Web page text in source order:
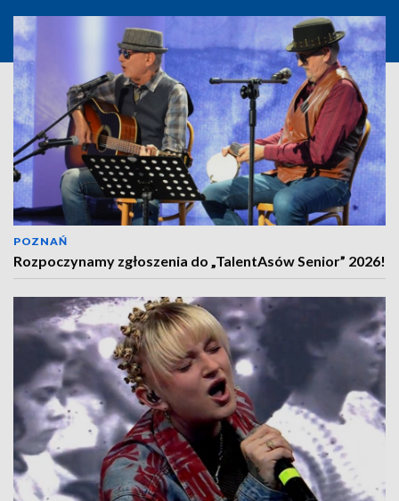
POZNAŃ
Rozpoczynamy zgłoszenia do „TalentAsów Senior” 2026!